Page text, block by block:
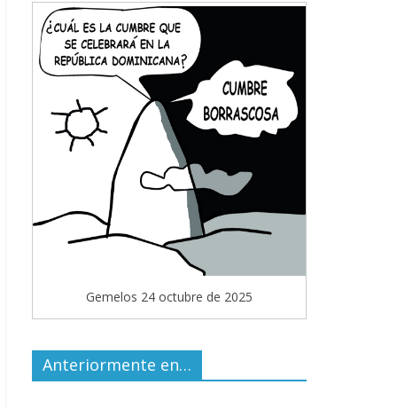
Gemelos 24 octubre de 2025
Anteriormente en…